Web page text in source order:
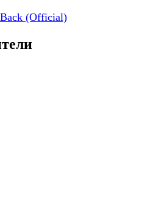
(Official)